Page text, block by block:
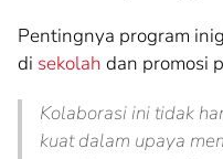
Pentingnya program
di sekolah dan promosi
Kolaborasi ini tidak
kuat dalam upaya